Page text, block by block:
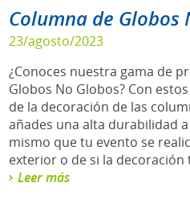
Columna de Globos
23/agosto/2023
¿Conoces nuestra gama de
Globos No Globos? Con
de la decoración de las
añades una alta durabilidad
mismo que tu evento se
exterior o de si la decoración
Leer más